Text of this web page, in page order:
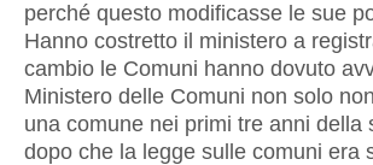
perché questo modificasse le sue
Hanno costretto il ministero a
cambio le Comuni hanno dovuto
Ministero delle Comuni non solo
una comune nei primi tre anni della
dopo che la legge sulle comuni era